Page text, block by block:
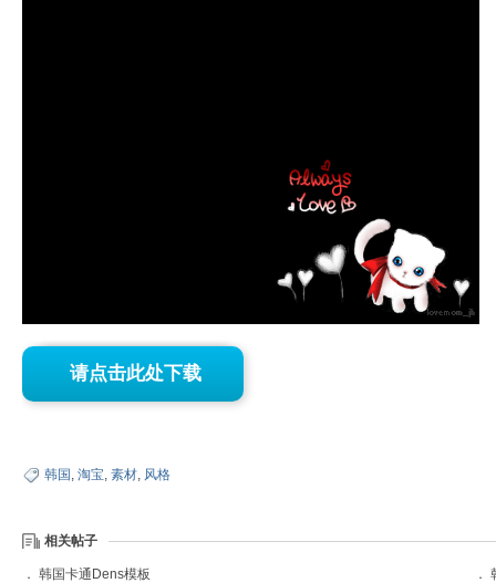
请点击此处下载
已注册会员，请先登录后下载
韩国 , 淘宝, 素材, 风格
相关帖子
． 韩国卡通Dens模板 ．